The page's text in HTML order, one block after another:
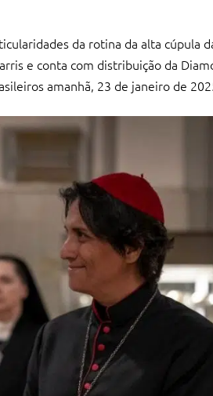
da rotina da alta cúpula
e conta com distribuição da
amanhã, 23 de janeiro de